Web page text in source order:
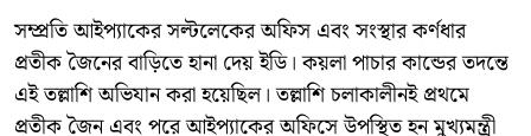
সম্প্রতি আইপ্যাকের সল্টলেকের অফিস এবং সংস্থার কর্ণধার
প্রতীক জৈনের বাড়িতে হানা দেয় ইডি। কয়লা পাচার কান্ডের তদন্তে
এই তল্লাশি অভিযান করা হয়েছিল। তল্লাশি চলাকালীনই প্রথমে
প্রতীক জৈন এবং পরে আইপ্যাকের অফিসে উপস্থিত হন মুখ্যমন্ত্রী